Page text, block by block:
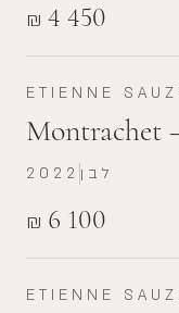
₪ 4 450
ETIENNE
Montrachet
₪ 6 100
2022 לבן
ETIENNE